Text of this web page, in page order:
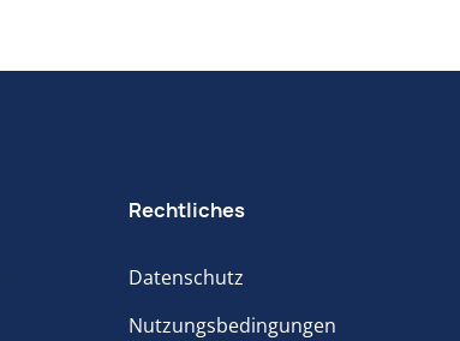
Rechtliches
Datenschutz
Nutzungsbedingungen